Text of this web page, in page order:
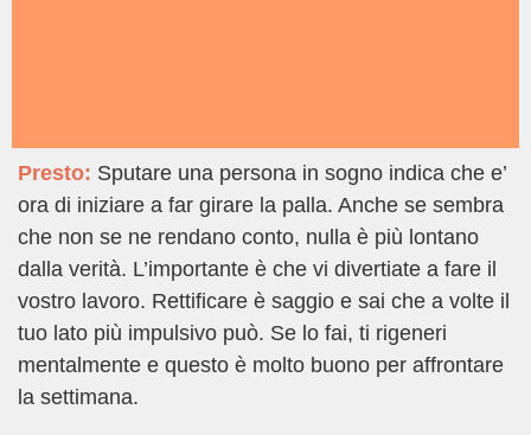
Presto: Sputare una persona in sogno indica che e’
ora di iniziare a far girare la palla. Anche se sembra
che non se ne rendano conto, nulla è più lontano
dalla verità. L’importante è che vi divertiate a fare il
vostro lavoro. Rettificare è saggio e sai che a volte il
tuo lato più impulsivo può. Se lo fai, ti rigeneri
mentalmente e questo è molto buono per affrontare
la settimana.